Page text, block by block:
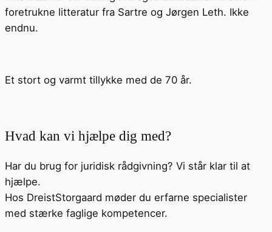
foretrukne litteratur fra Sartre og Jørgen Leth. Ikke
endnu.
Et stort og varmt tillykke med de 70 år.
Hvad kan vi hjælpe dig med?
Har du brug for juridisk rådgivning? Vi står klar til at
hjælpe.
Hos DreistStorgaard møder du erfarne specialister
med stærke faglige kompetencer.